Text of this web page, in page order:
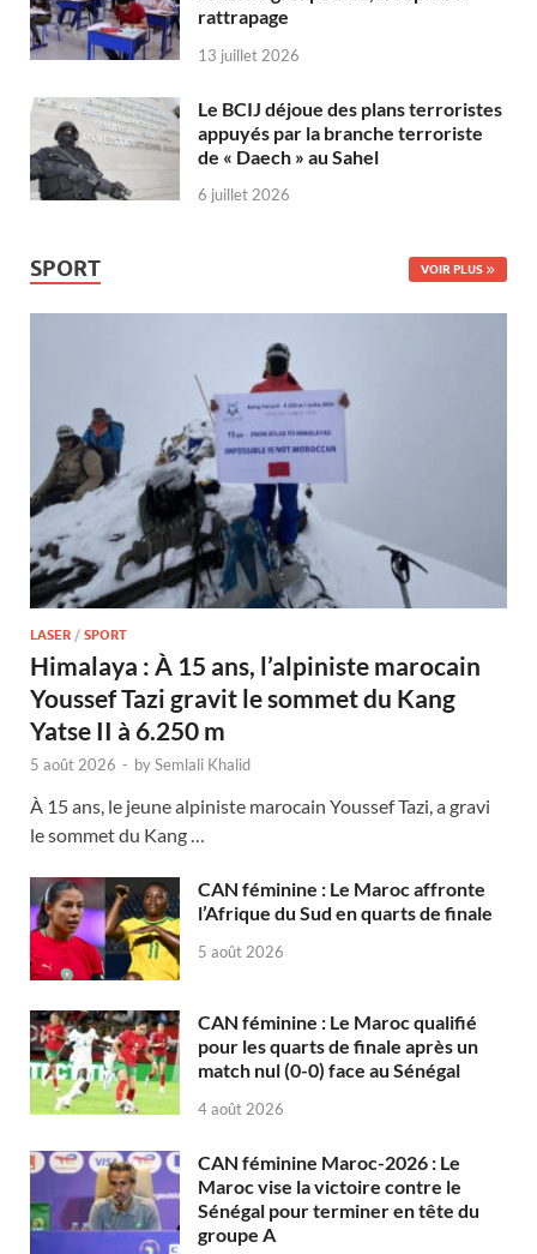
rattrapage
13 juillet 2026
Le BCIJ déjoue des plans terroristes
appuyés par la branche terroriste
de « Daech » au Sahel
6 juillet 2026
SPORT VOIR PLUS
LASER / SPORT
Himalaya : À 15 ans, l’alpiniste marocain
Youssef Tazi gravit le sommet du Kang
Yatse II à 6.250 m
5 août 2026 - bySemlali Khalid
À 15 ans, le jeune alpiniste marocain Youssef Tazi, a gravi
le sommet du Kang …
CAN féminine : Le Maroc affronte
l’Afrique du Sud en quarts de finale
5 août 2026
CAN féminine : Le Maroc qualifié
pour les quarts de finale après un
match nul (0-0) face au Sénégal
4 août 2026
CAN féminine Maroc-2026 : Le
Maroc vise la victoire contre le
Sénégal pour terminer en tête du
groupe A